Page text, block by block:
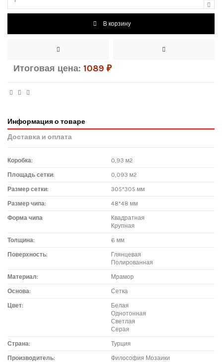
В корзину
Итоговая цена: 1089 ₽
Информация о товаре
Доставка и оплата
Коробка: 0,93 м2
Площадь сетки: 0,093 м2
Размер сетки: 305*305 мм
Размер чипа: 48*48 мм
Форма чипа
Квадратная
Крупная
Толщина: 6 мм
Поверхность:
Глянцевая
Полированная
Материал: Мрамор
Основа: Сетка
Цвет:
Белая
Однотонная
Светлая
Серая
Страна: Турция
Производитель: Философия Мозаики